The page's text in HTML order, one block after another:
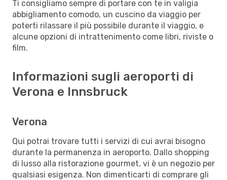
Ti consigliamo sempre di portare con te in valigia
abbigliamento comodo, un cuscino da viaggio per
poterti rilassare il più possibile durante il viaggio, e
alcune opzioni di intrattenimento come libri, riviste o
film.
Informazioni sugli aeroporti di
Verona e Innsbruck
Verona
Qui potrai trovare tutti i servizi di cui avrai bisogno
durante la permanenza in aeroporto. Dallo shopping
di lusso alla ristorazione gourmet, vi è un negozio per
qualsiasi esigenza. Non dimenticarti di comprare gli